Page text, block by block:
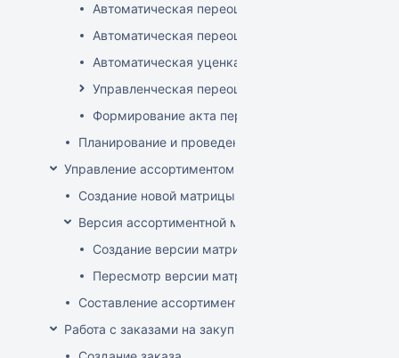
Автоматическая переоценка акционного товара
Автоматическая переоценка по прайсам и
Автоматическая уценка товаров
Управленческая переоценка
Формирование акта переоценки
Планирование и проведение акций
Управление ассортиментом магазинов
Создание новой матрицы
Версия ассортиментной матрицы
Создание версии матрицы
Пересмотр версии матрицы
Составление ассортимента магазина
Работа с заказами на закупку